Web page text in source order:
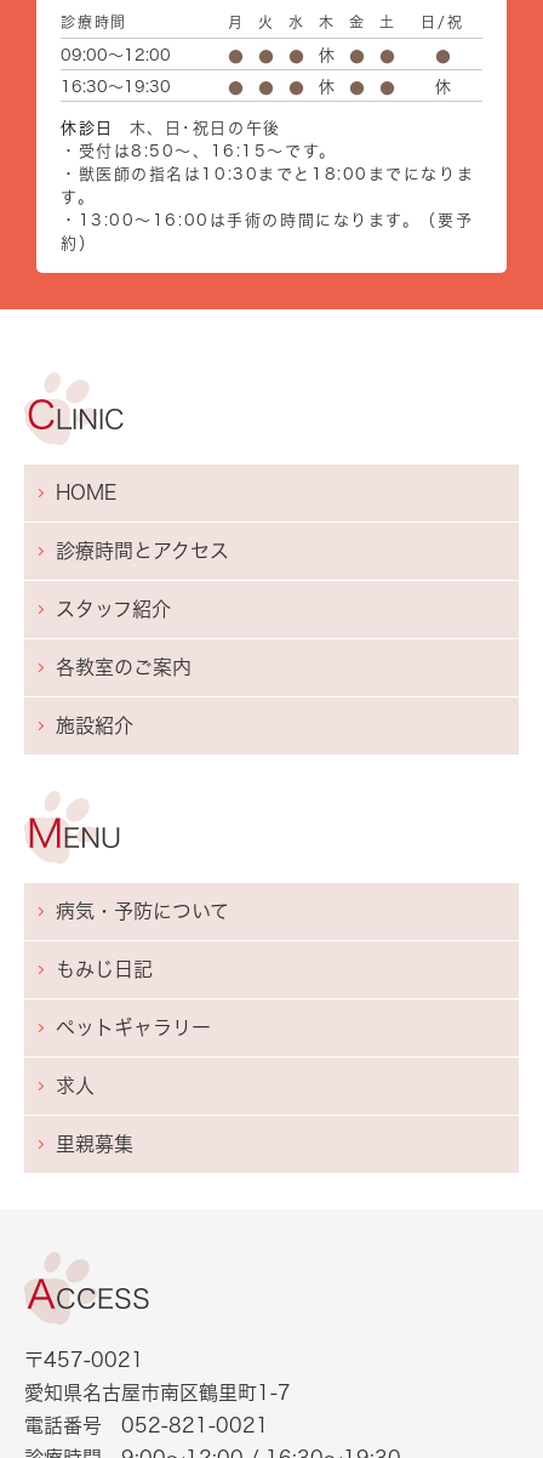
診療時間 月 火 水 木 金 土 日/祝
09:00～12:00 ● ● ● 休 ● ●
●
16:30～19:30
● ● ● 休 ● ● 休
休診日
木、日･祝日の午後
・受付は8:50～、16:15～です。
・獣医師の指名は10:30までと18:00までになりま
す。
・13:00～16:00は手術の時間になります。（要予
約）
HOME
診療時間とアクセス
スタッフ紹介
各教室のご案内
施設紹介
病気・予防について
もみじ日記
ペットギャラリー
求人
里親募集
〒457-0021
愛知県名古屋市南区鶴里町1-7
電話番号 052-821-0021